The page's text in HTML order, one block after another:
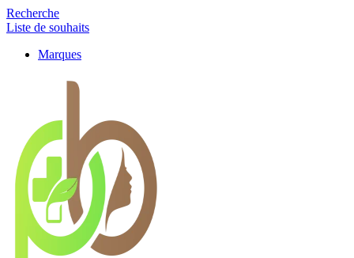
Recherche
Liste de souhaits
Marques